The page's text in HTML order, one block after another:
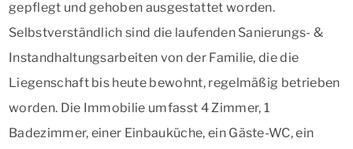
gepflegt und gehoben ausgestattet worden.
Selbstverständlich sind die laufenden Sanierungs- &
Instandhaltungsarbeiten von der Familie, die die
Liegenschaft bis heute bewohnt, regelmäßig betrieben
worden. Die Immobilie umfasst 4 Zimmer, 1
Badezimmer, einer Einbauküche, ein Gäste-WC, ein